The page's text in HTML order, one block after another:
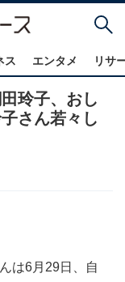
ス エンタメ リサ
玲子、おし
さん若々し
は6月29日、自